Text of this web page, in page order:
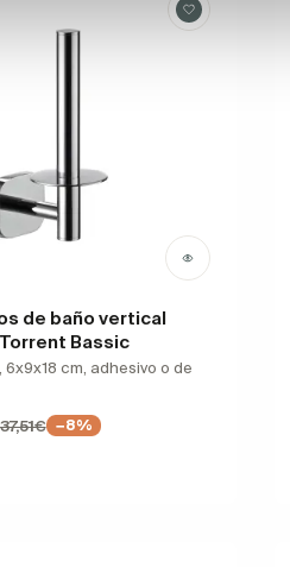
de baño vertical
Bassic
6x9x18 cm, adhesivo o de
37,51€ −8%